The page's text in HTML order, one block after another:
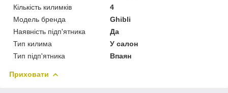
Кількість килимків
4
Модель бренда
Ghibli
Наявність підп'ятника
Да
Тип килима
У салон
Тип підп'ятника
Впаян
Приховати